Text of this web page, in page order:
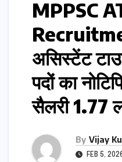
MPPSC
असिस्टेंट
पदों का
सैलरी 1.77
By Vijay
FEB 5,